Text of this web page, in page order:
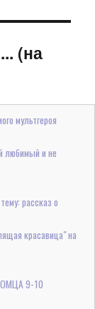
(на
мультгероя
любимый и не
рассказ о
красавица" на
9-10